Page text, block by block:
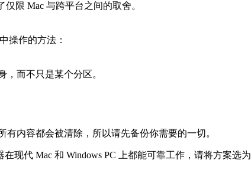
仅限 Mac 与跨平台之间的取舍。
操作的方法：
而不只是某个分区。
内容都会被清除，所以请先备份你需要的一切。
现代 Mac 和 Windows PC 上都能可靠工作，请将方案选为